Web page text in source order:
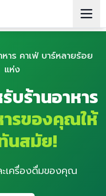
าร คาเฟ่ บาร์หลายร้อย
แห่ง
บร้านอาหาร
ารของคุณให้
นสมัย!
ะเครื่องดื่มของคุณ